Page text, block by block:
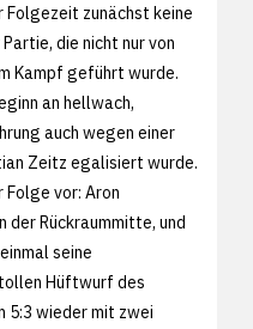
Folgezeit zunächst keine
die nicht nur von
Kampf geführt wurde.
an hellwach,
auch wegen einer
Zeitz egalisiert wurde.
Folge vor: Aron
der Rückraummitte, und
seine
Hüftwurf des
5:3 wieder mit zwei